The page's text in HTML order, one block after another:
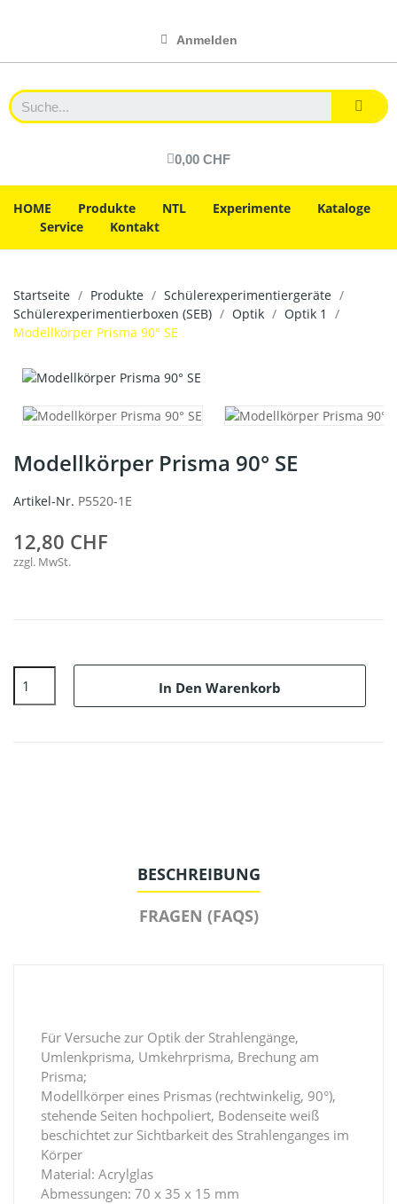
Anmelden
0,00 CHF
HOME Produkte NTL Experimente
Kataloge
Service
Kontakt
Startseite Produkte
Schülerexperimentiergeräte
Schülerexperimentierboxen (SEB)
Optik
Optik 1
Modellkörper Prisma 90° SE
Modellkörper Prisma 90° SE
Artikel-Nr. P5520-1E
12,80 CHF
zzgl. MwSt.
In Den Warenkorb
BESCHREIBUNG
FRAGEN (FAQS)
Für Versuche zur Optik der Strahlengänge,
Umlenkprisma, Umkehrprisma, Brechung am
Prisma;
Modellkörper eines Prismas (rechtwinkelig, 90°),
stehende Seiten hochpoliert, Bodenseite weiß
beschichtet zur Sichtbarkeit des Strahlenganges im
Körper
Material: Acrylglas
Abmessungen: 70 x 35 x 15 mm